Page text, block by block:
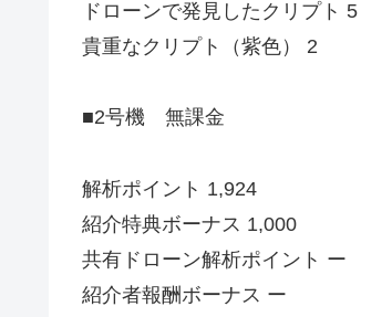
ドローンで発見したクリプト 5
貴重なクリプト（紫色） 2
■2号機 無課金
解析ポイント 1,924
紹介特典ボーナス 1,000
共有ドローン解析ポイント ー
紹介者報酬ボーナス ー